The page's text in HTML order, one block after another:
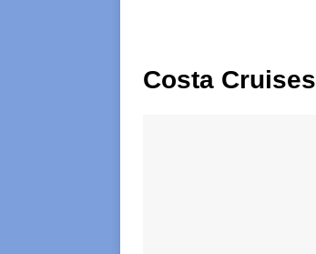
Costa Cruises